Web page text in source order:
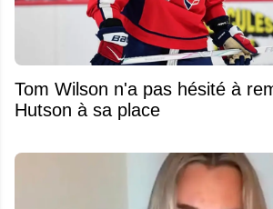
Tom Wilson n'a pas hésité à
Hutson à sa place